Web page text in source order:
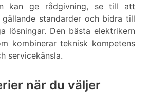
kan ge rådgivning, se till att
standarder och bidra till
lösningar. Den bästa elektrikern
kombinerar teknisk kompetens
servicekänsla.
när du väljer